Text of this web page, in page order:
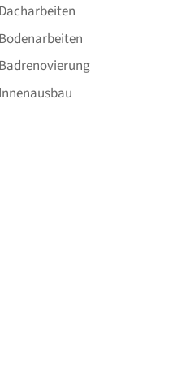
Dacharbeiten
Bodenarbeiten
Badrenovierung
Innenausbau